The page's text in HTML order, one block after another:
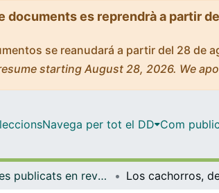
es reprendrà a partir
se reanudará a partir del 28 de
starting August 28, 2026. We
Navega per tot el DD Com
Articles publicats en revistes (Educació Lingüística, Científica i Matemàtica)